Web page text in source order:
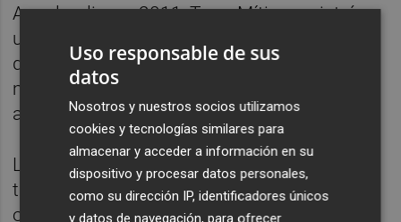
Aqualandia, en 2011, Terra Mítica registró
unas pérdidas de 5,61 millones, mientras
que en 2014 han aumentado hasta 6,048
millones aunque rebajadas respecto a 2013,
año en el que fueron de 8,301.
Los administradores de Playa y Cielo
también tienen poder de decisión sobre
otras sociedades como Inmobiliaria Monte
Uso responsable de sus
datos
Nosotros y nuestros socios utilizamos
cookies y tecnologías similares para
almacenar y acceder a información en su
dispositivo y procesar datos personales,
como su dirección IP, identificadores únicos
y datos de navegación, para ofrecer